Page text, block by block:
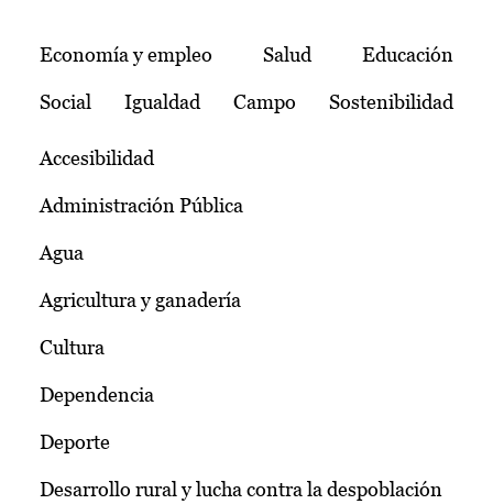
Temas
Economía y empleo Salud Educación
Social Igualdad Campo Sostenibilidad
Accesibilidad
Administración Pública
Agua
Agricultura y ganadería
Cultura
Dependencia
Deporte
Desarrollo rural y lucha contra la despoblación